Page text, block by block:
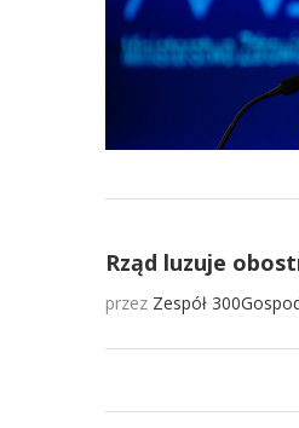
Rząd luzuje
przez Zespół